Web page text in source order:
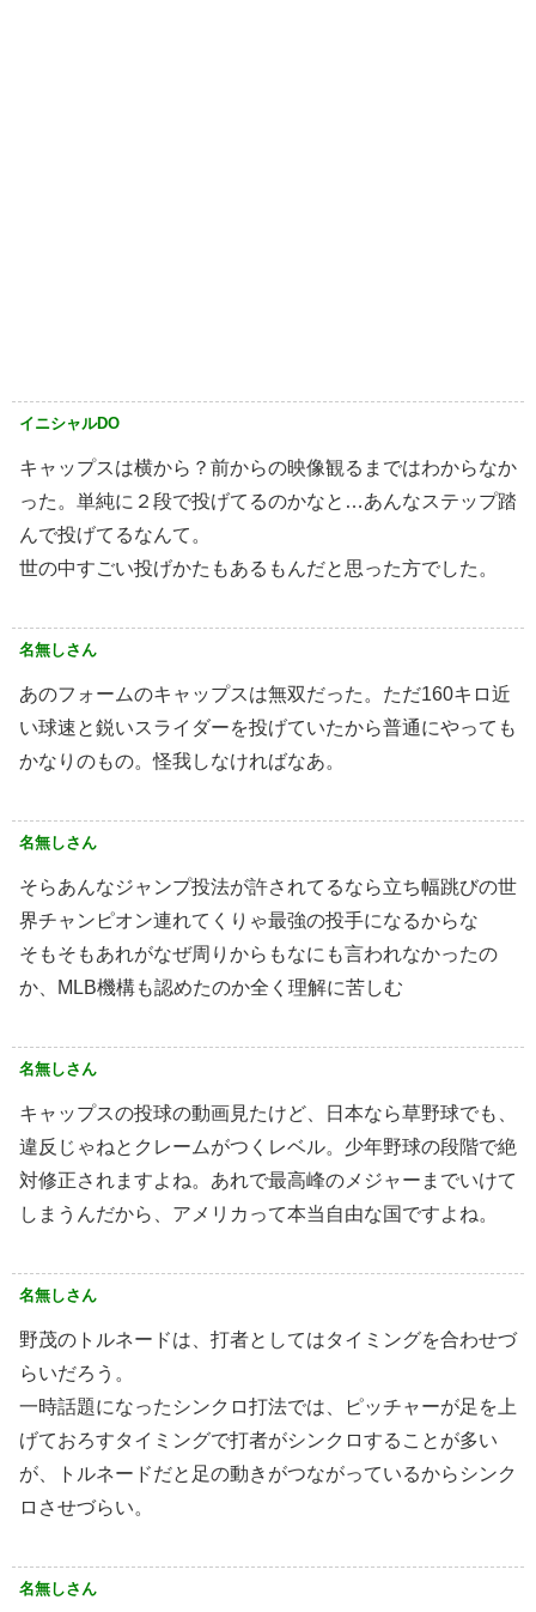
イニシャルDO
キャップスは横から？前からの映像観るまではわからなか
った。単純に２段で投げてるのかなと…あんなステップ踏
んで投げてるなんて。
世の中すごい投げかたもあるもんだと思った方でした。
名無しさん
あのフォームのキャップスは無双だった。ただ160キロ近
い球速と鋭いスライダーを投げていたから普通にやっても
かなりのもの。怪我しなければなあ。
名無しさん
そらあんなジャンプ投法が許されてるなら立ち幅跳びの世
界チャンピオン連れてくりゃ最強の投手になるからな
そもそもあれがなぜ周りからもなにも言われなかったの
か、MLB機構も認めたのか全く理解に苦しむ
名無しさん
キャップスの投球の動画見たけど、日本なら草野球でも、
違反じゃねとクレームがつくレベル。少年野球の段階で絶
対修正されますよね。あれで最高峰のメジャーまでいけて
しまうんだから、アメリカって本当自由な国ですよね。
名無しさん
野茂のトルネードは、打者としてはタイミングを合わせづ
らいだろう。
一時話題になったシンクロ打法では、ピッチャーが足を上
げておろすタイミングで打者がシンクロすることが多い
が、トルネードだと足の動きがつながっているからシンク
ロさせづらい。
名無しさん